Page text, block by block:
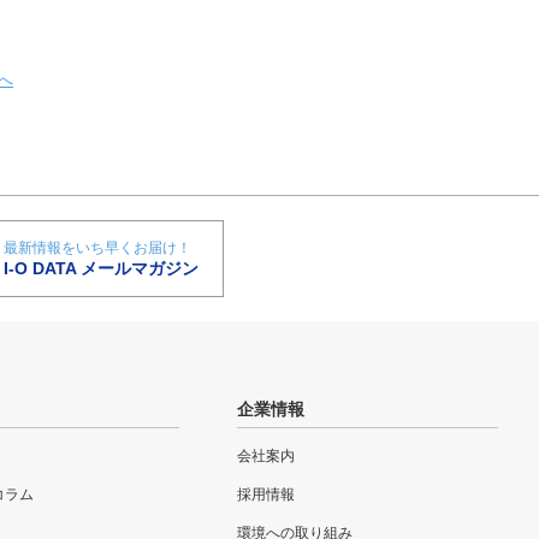
最新情報をいち早くお届け！
I-O DATA メールマガジン
ラム
企業情報
会社案内
採用情報
環境への取り組み